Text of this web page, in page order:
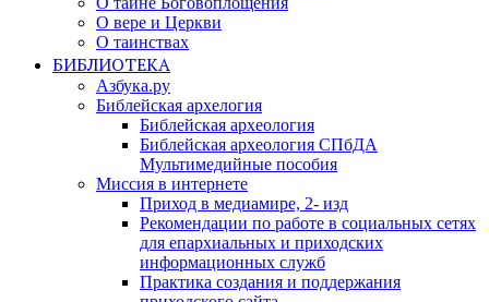
О вере и Церкви
О таинствах
БИБЛИОТЕКА
Азбука.ру
Библейская архелогия
Библейская археология
Библейская археология СПбДА
Мультимедийные пособия
Миссия в интернете
Приход в медиамире, 2- изд
Рекомендации по работе в социальных сетях
для епархиальных и приходских
информационных служб
Практика создания и поддержания